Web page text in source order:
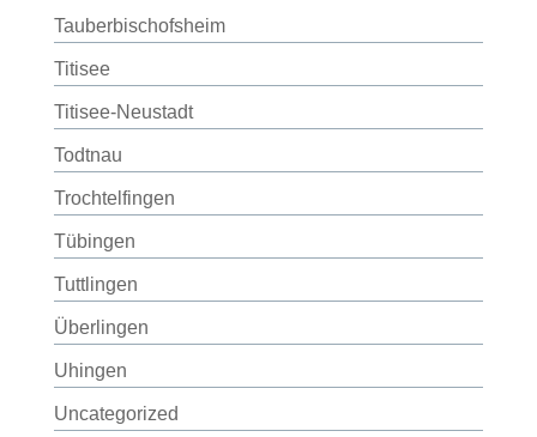
Tauberbischofsheim
Titisee
Titisee-Neustadt
Todtnau
Trochtelfingen
Tübingen
Tuttlingen
Überlingen
Uhingen
Uncategorized